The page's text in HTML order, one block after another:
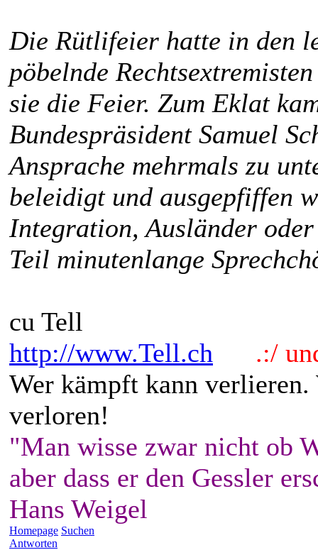
Die Rütlifeier hatte in den
pöbelnde
sie die Feier. Zum Eklat
Bundespräsident Samuel
Ansprache mehrmals zu
beleidigt und ausgepfiffen
Integration, Ausländer
Teil minutenlange
cu Tell
http://www.Tell.ch
.:/
Wer kämpft kann
verloren!
"Man wisse zwar nicht ob
aber dass er den Gessler
Hans Weigel
Homepage Suchen
Antworten